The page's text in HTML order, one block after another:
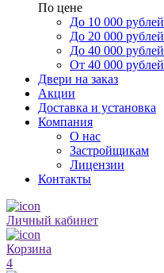
По цене
До 10 000 рублей
До 20 000 рублей
До 40 000 рублей
От 40 000 рублей
Двери на заказ
Акции
Доставка и установка
Компания
О нас
Застройщикам
Лицензии
Контакты
Личный кабинет
Корзина
4